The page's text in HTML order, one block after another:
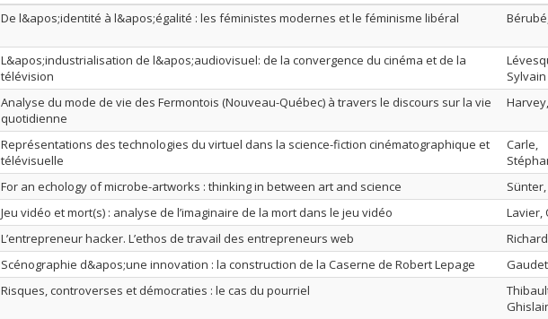
De l&apos;identité à l&apos;égalité : les féministes modernes et le féminisme libéral
L&apos;industrialisation de l&apos;audiovisuel: de la convergence du cinéma et de la
télévision
Sylvain
Analyse du mode de vie des Fermontois (Nouveau-Québec) à travers le discours sur la vie
quotidienne
Représentations des technologies du virtuel dans la science-fiction cinématographique et
télévisuelle
Carle,
For an echology of microbe-artworks : thinking in between art and science
Jeu vidéo et mort(s) : analyse de l’imaginaire de la mort dans le jeu vidéo Lavier,
L’entrepreneur hacker. L’ethos de travail des entrepreneurs web
Scénographie d&apos;une innovation : la construction de la Caserne de Robert Lepage
Risques, controverses et démocraties : le cas du pourriel